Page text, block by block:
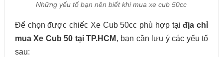
Những yếu tố bạn nên biết khi mua xe cub 50cc
Để chọn được chiếc Xe Cub 50cc phù hợp tạiđịa chỉ
mua Xe Cub 50 tại TP.HCM , bạn cần lưu ý các yếu tố
sau: